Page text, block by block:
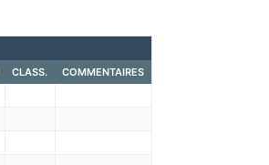
CLASS. COMMENTAIRES